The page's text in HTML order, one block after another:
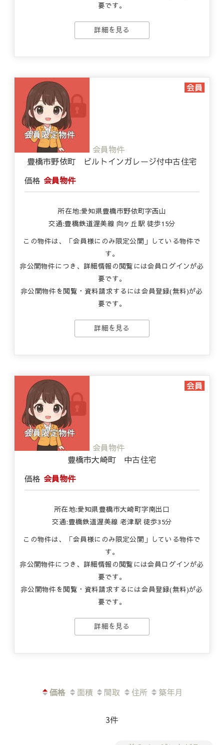
要です。
詳細を見る
会員物件
豊橋市野依町 ビルトインガレージ付中古住宅
価格 会員物件
所在地:愛知県豊橋市野依町字西山
交通:豊橋鉄道渥美線 向ヶ丘駅 徒歩15分
この物件は、「会員様にのみ限定公開」している物件で
す。
非公開物件につき、詳細情報の閲覧には会員ログインが必
要です。
非公開物件を閲覧・資料請求するには会員登録(無料)が必
要です。
詳細を見る
会員物件
豊橋市大崎町 中古住宅
価格 会員物件
所在地:愛知県豊橋市大崎町字南出口
交通:豊橋鉄道渥美線 老津駅 徒歩35分
この物件は、「会員様にのみ限定公開」している物件で
す。
非公開物件につき、詳細情報の閲覧には会員ログインが必
要です。
非公開物件を閲覧・資料請求するには会員登録(無料)が必
要です。
詳細を見る
価格 面積 間取 住所 築年月
3件